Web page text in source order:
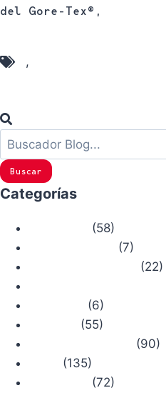
del Gore-Tex®,
,
Buscar
Categorías
(58)
(7)
(22)
(6)
(55)
(90)
(135)
(72)